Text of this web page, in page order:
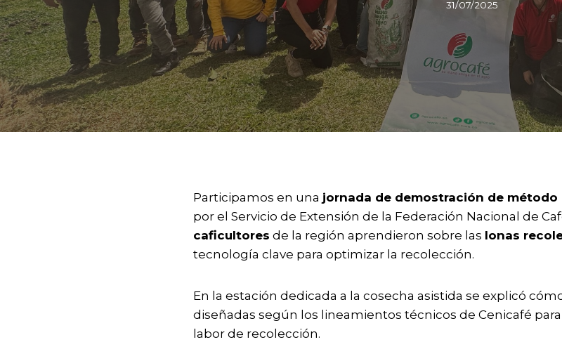
31/07/2025
Participamos en una jornada de demostración de método
por el Servicio de Extensión de la Federación Nacional de
caficultores de la región aprendieron sobre las lonas
tecnología clave para optimizar la recolección.
En la estación dedicada a la cosecha asistida se explicó
diseñadas según los lineamientos técnicos de Cenicafé
labor de recolección.